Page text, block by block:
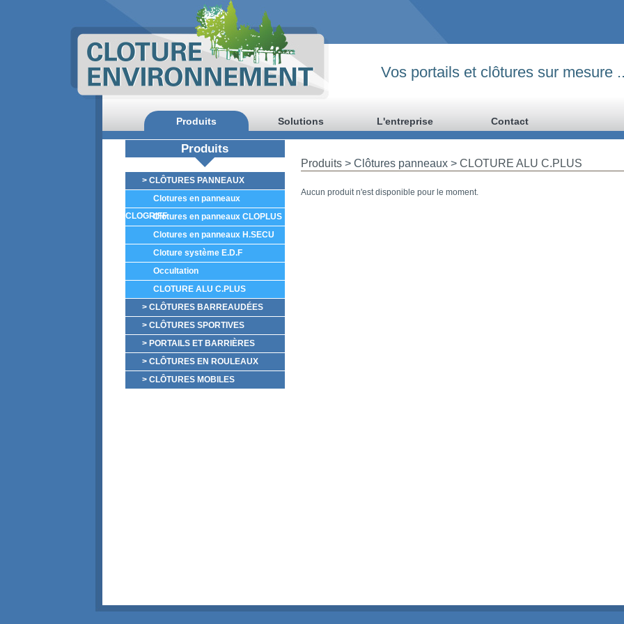
Vos portails et clôtures sur mesure
Produits Solutions L'entreprise Contact
Produits
> CLÔTURES PANNEAUX
Clotures en panneaux
CLOGRIFFClotures en panneaux CLOPLUS
Clotures en panneaux H.SECU
Cloture système E.D.F
Occultation
CLOTURE ALU C.PLUS
> CLÔTURES BARREAUDÉES
> CLÔTURES SPORTIVES
> PORTAILS ET BARRIÈRES
> CLÔTURES EN ROULEAUX
> CLÔTURES MOBILES
Produits> Clôtures panneaux > CLOTURE ALU C.PLUS
Aucun produit n'est disponible pour le moment.